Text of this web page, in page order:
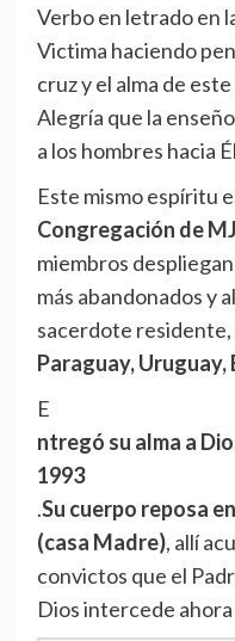
Verbo en letrado en
Victima haciendo
cruz y el alma de
Alegría que la
a los hombres hacia
Este mismo espíritu
Congregación de
miembros
más abandonados y
sacerdote residente,
Paraguay, Uruguay,
E
ntregó su alma a
1993
.Su cuerpo reposa
(casa Madre), allí
convictos que el
Dios intercede